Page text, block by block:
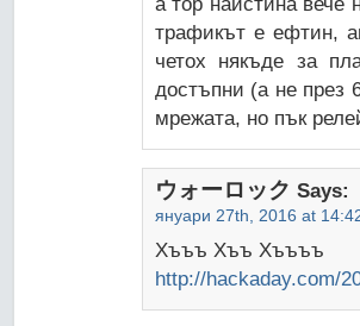
трафикът е ефтин,
четох някъде за
достъпни (а не през
мрежата, но пък
ウォーロック Says:
януари 27th, 2016 at
Хъъъ Хъъ Хъъъъ
http://hackaday.com/